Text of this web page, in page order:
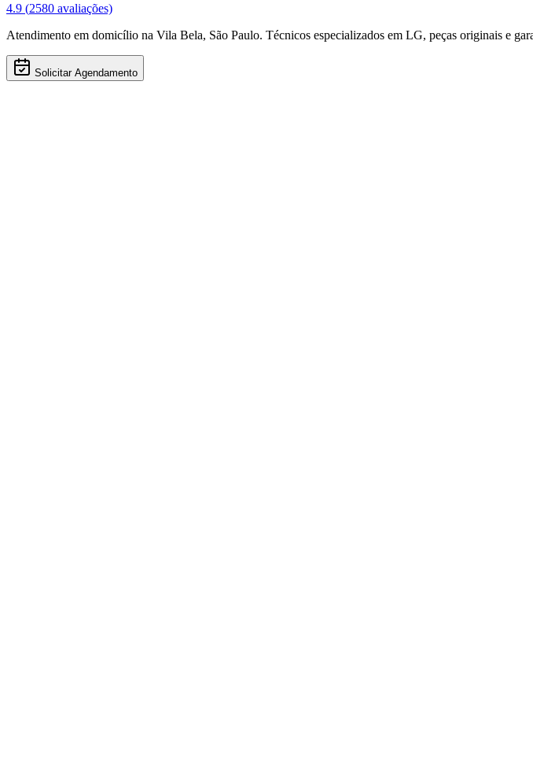
4.9 (2580 avaliações)
Atendimento em domicílio na Vila Bela, São Paulo. Técnicos especializados em LG, peças originais e
Solicitar Agendamento